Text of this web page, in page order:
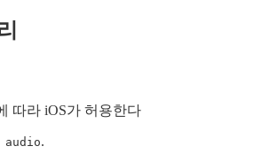
따라 iOS가 허용한다
audio.